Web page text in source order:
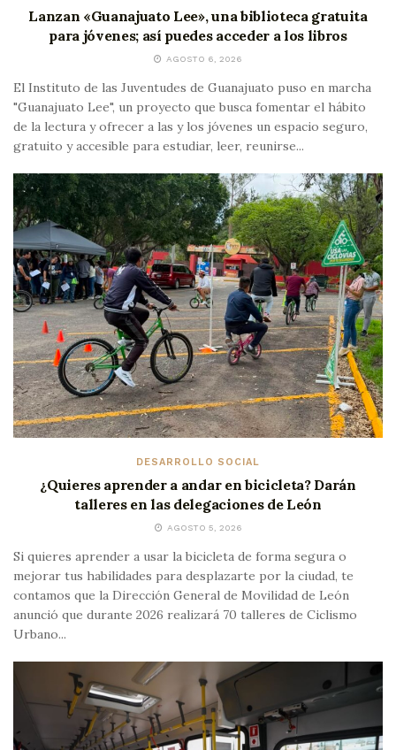
Lanzan «Guanajuato Lee», una biblioteca gratuita
para jóvenes; así puedes acceder a los libros
AGOSTO 6, 2026
El Instituto de las Juventudes de Guanajuato puso en marcha
"Guanajuato Lee", un proyecto que busca fomentar el hábito
de la lectura y ofrecer a las y los jóvenes un espacio seguro,
gratuito y accesible para estudiar, leer, reunirse...
DESARROLLO SOCIAL
¿Quieres aprender a andar en bicicleta? Darán
talleres en las delegaciones de León
AGOSTO 5, 2026
Si quieres aprender a usar la bicicleta de forma segura o
mejorar tus habilidades para desplazarte por la ciudad, te
contamos que la Dirección General de Movilidad de León
anunció que durante 2026 realizará 70 talleres de Ciclismo
Urbano...